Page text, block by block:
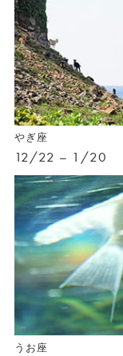
やぎ座
12/22 – 1/20
うお座